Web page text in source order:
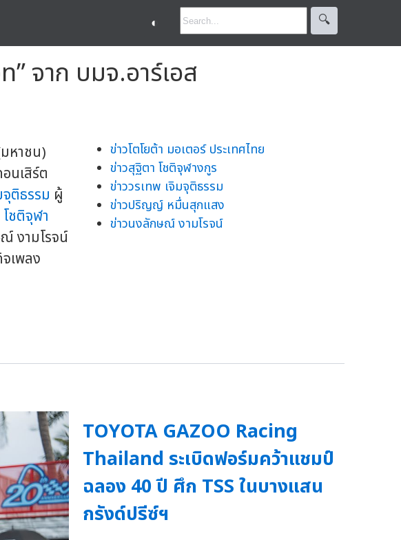
◐ 🔍︎
จาก บมจ.อาร์เอส
หาชน)
นเสิร์ต
จุติธรรม ผู้
ชติจุฬา
งามโรจน์
เพลง
ข่าวโตโยต้า มอเตอร์ ประเทศไทย
ข่าวสุฐิตา โชติจุฬางกูร
ข่าววรเทพ เจิมจุติธรรม
ข่าวปริญญ์ หมื่นสุกแสง
ข่าวนงลักษณ์ งามโรจน์
TOYOTA GAZOO Racing
Thailand ระเบิดฟอร์มคว้าแชมป์
ฉลอง 40 ปี ศึก TSS ในบางแสน
กรังด์ปรีซ์ฯ